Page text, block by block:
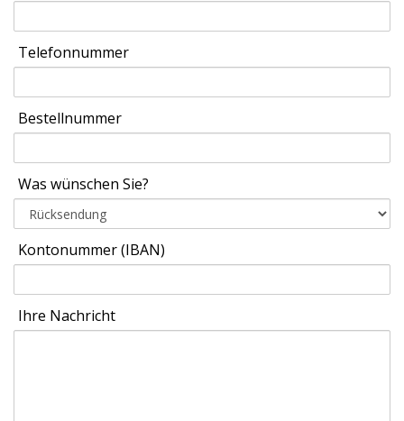
Telefonnummer
Bestellnummer
Was wünschen Sie?
Kontonummer (IBAN)
Ihre Nachricht